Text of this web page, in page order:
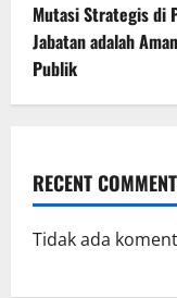
Mutasi Strategis di
Jabatan adalah
Publik
RECENT
Tidak ada